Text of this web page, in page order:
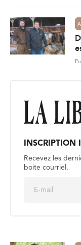
INSCRIPTION
Recevez les
boite courriel.